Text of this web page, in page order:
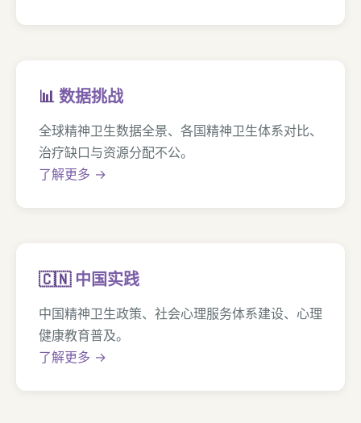
📊 数据挑战
全球精神卫生数据全景、各国精神卫生体系对比、
治疗缺口与资源分配不公。
了解更多 →
🇨🇳 中国实践
中国精神卫生政策、社会心理服务体系建设、心理
健康教育普及。
了解更多 →